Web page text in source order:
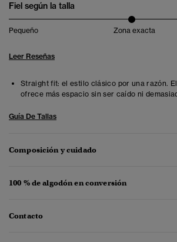
Fiel según la talla
Pequeño Zona exacta
Leer Reseñas
Straight fit: el estilo clásico por una razón.
ofrece más espacio sin ser caído ni
Guía De Tallas
Composición y cuidado
100 % de algodón en conversión
Contacto